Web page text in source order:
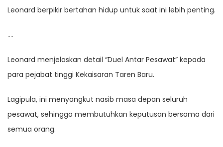
Leonard berpikir bertahan hidup untuk saat ini lebih penting.
….
Leonard menjelaskan detail “Duel Antar Pesawat” kepada
para pejabat tinggi Kekaisaran Taren Baru.
Lagipula, ini menyangkut nasib masa depan seluruh
pesawat, sehingga membutuhkan keputusan bersama dari
semua orang.